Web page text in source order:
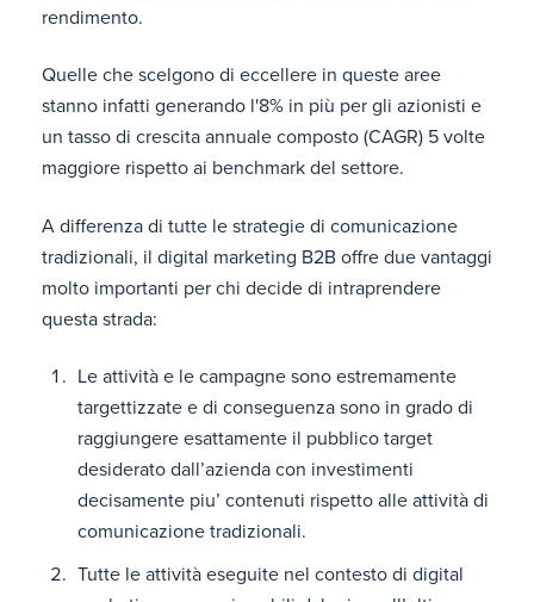
rendimento.
Quelle che scelgono di eccellere in queste aree
stanno infatti generando l'8% in più per gli azionisti e
un tasso di crescita annuale composto (CAGR) 5 volte
maggiore rispetto ai benchmark del settore.
A differenza di tutte le strategie di comunicazione
tradizionali, il digital marketing B2B offre due vantaggi
molto importanti per chi decide di intraprendere
questa strada:
Le attività e le campagne sono estremamente
targettizzate e di conseguenza sono in grado di
raggiungere esattamente il pubblico target
desiderato dall’azienda con investimenti
decisamente piu’ contenuti rispetto alle attività di
comunicazione tradizionali.
Tutte le attività eseguite nel contesto di digital